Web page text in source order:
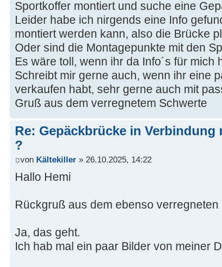
Sportkoffer montiert und suche eine
Leider habe ich nirgends eine Info
montiert werden kann, also die Brücke
Oder sind die Montagepunkte mit den
Es wäre toll, wenn ihr da Info´s für mich
Schreibt mir gerne auch, wenn ihr eine
verkaufen habt, sehr gerne auch mit
Gruß aus dem verregnetem Schwerte
Re: Gepäckbrücke in
?
von Kältekiller » 26.10.2025, 14:22
Hallo Hemi
Rückgruß aus dem ebenso
Ja, das geht.
Ich hab mal ein paar Bilder von meiner